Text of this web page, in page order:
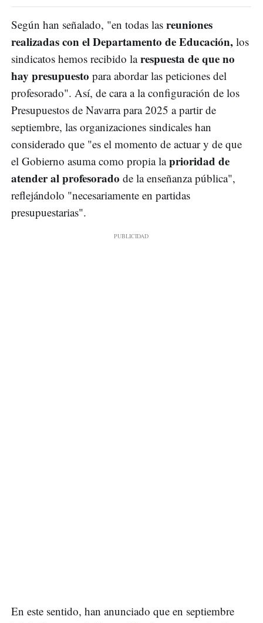
Según han señalado, "en todas las reuniones
realizadas con el Departamento de Educación, los
sindicatos hemos recibido larespuesta de que no
hay presupuesto para abordar las peticiones del
profesorado". Así, de cara a la configuración de los
Presupuestos de Navarra para 2025 a partir de
septiembre, las organizaciones sindicales han
considerado que "es el momento de actuar y de que
el Gobierno asuma como propia laprioridad de
atender al profesorado de la enseñanza pública",
reflejándolo "necesariamente en partidas
presupuestarias".
En este sentido, han anunciado que en septiembre